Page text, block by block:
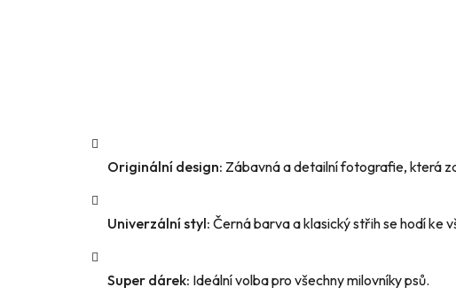
Originální design: Zábavná a detailní fotografie, která
Univerzální styl: Černá barva a klasický střih se hodí ke
Super dárek: Ideální volba pro všechny milovníky psů.